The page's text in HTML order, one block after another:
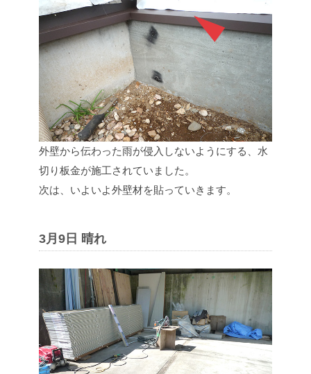
外壁から伝わった雨が侵入しないようにする、水
切り板金が施工されていました。
次は、いよいよ外壁材を貼っていきます。
3月9日 晴れ